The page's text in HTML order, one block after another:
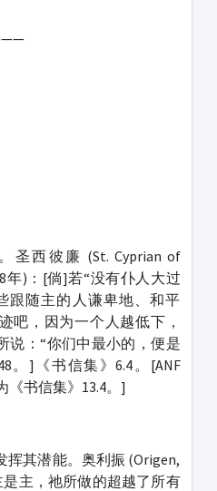
圣西彼廉 (St. Cyprian of
年)：[倘]若“没有仆人大过
跟随主的人谦卑地、和平
吧，因为一个人越低下，
说：“你们中最小的，便是
。]《书信集》6.4。[ANF
《书信集》13.4。]
挥其潜能。奥利振 (Origen,
主，祂所做的超越了所有